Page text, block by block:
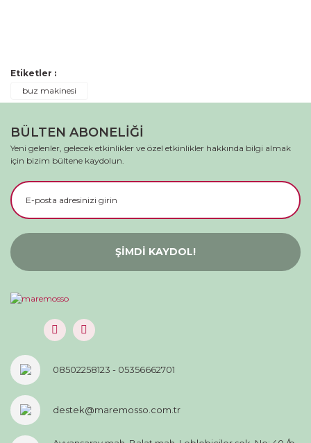
Etiketler :
buz makinesi
BÜLTEN ABONELİĞİ
Yeni gelenler, gelecek etkinlikler ve özel etkinlikler hakkında bilgi almak
için bizim bültene kaydolun.
ŞİMDİ KAYDOL!
08502258123 - 05356662701
destek@maremosso.com.tr